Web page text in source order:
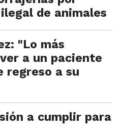
de animales
"Lo más
a un paciente
regreso a su
a cumplir para